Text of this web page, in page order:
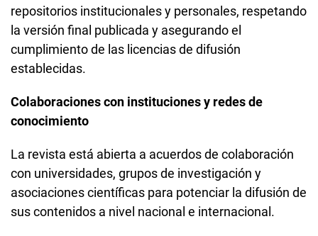
repositorios institucionales y personales, respetando
la versión final publicada y asegurando el
cumplimiento de las licencias de difusión
establecidas.
Colaboraciones con instituciones y redes de
conocimiento
La revista está abierta a acuerdos de colaboración
con universidades, grupos de investigación y
asociaciones científicas para potenciar la difusión de
sus contenidos a nivel nacional e internacional.